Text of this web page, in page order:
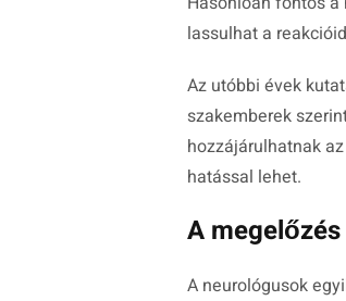
lassulhat a
Az utóbbi évek
szakemberek
hozzájárulhatnak
hatással lehet.
A
A neurológusok